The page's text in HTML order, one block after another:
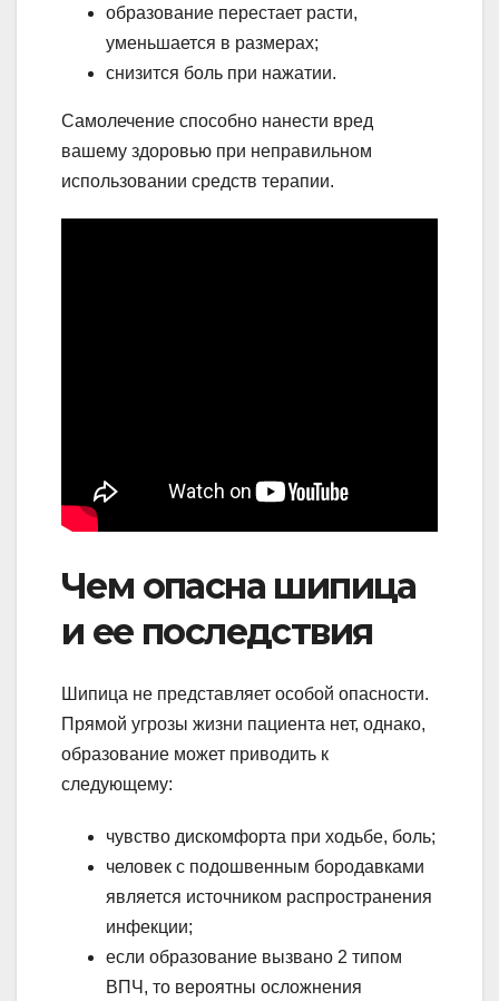
образование перестает расти,
уменьшается в размерах;
снизится боль при нажатии.
Самолечение способно нанести вред
вашему здоровью при неправильном
использовании средств терапии.
Чем опасна шипица
и ее последствия
Шипица не представляет особой опасности.
Прямой угрозы жизни пациента нет, однако,
образование может приводить к
следующему:
чувство дискомфорта при ходьбе, боль;
человек с подошвенным бородавками
является источником распространения
инфекции;
если образование вызвано 2 типом
ВПЧ, то вероятны осложнения